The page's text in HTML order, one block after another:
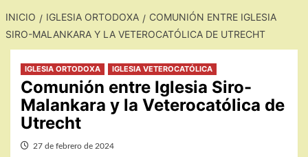
INICIO IGLESIA ORTODOXA
COMUNIÓN ENTRE IGLESIA
SIRO-MALANKARA Y LA VETEROCATÓLICA DE UTRECHT
IGLESIA ORTODOXA IGLESIA VETEROCATÓLICA
Comunión entre Iglesia Siro-
Malankara y la Veterocatólica de
Utrecht
27 de febrero de 2024